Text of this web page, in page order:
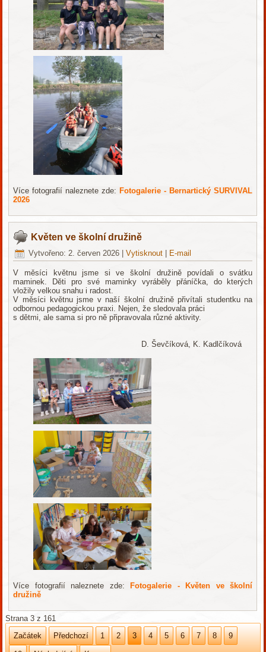
Více fotografií naleznete zde: Fotogalerie - Bernartický SURVIVAL
2026
Květen ve školní družině
Vytvořeno: 2. červen 2026 |Vytisknout E-mail
V měsíci květnu jsme si ve školní družině povídali o svátku
maminek. Děti pro své maminky vyráběly přáníčka, do kterých
vložily velkou snahu i radost.
V měsíci květnu jsme v naší školní družině přivítali studentku na
odbornou pedagogickou praxi. Nejen, že sledovala práci
s dětmi, ale sama si pro ně připravovala různé aktivity.
D. Ševčíková, K. Kadlčíková
Více fotografií naleznete zde:
Fotogalerie - Květen ve školní
družině
Strana 3 z 161
Začátek
Předchozí 1 2 3 4 5 6 7 8 9